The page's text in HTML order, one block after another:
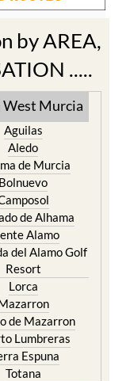
by AREA,
.....
West Murcia
Aguilas
Aledo
de Murcia
Bolnuevo
de Alhama
Alamo
del Alamo Golf
Resort
Lorca
de Mazarron
Lumbreras
Espuna
Totana